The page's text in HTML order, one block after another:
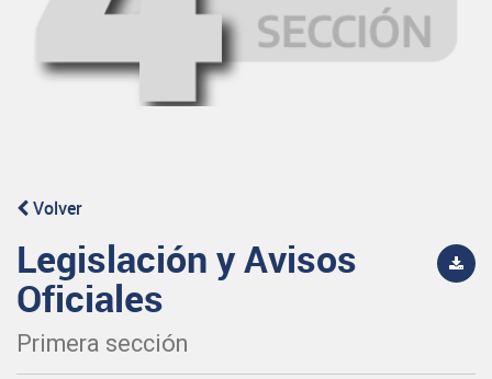
Volver
Legislación y Avisos
Oficiales
Primera sección